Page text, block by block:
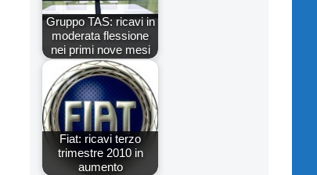
Gruppo TAS: ricavi in
moderata flessione
nei primi nove mesi
Fiat: ricavi terzo
trimestre 2010 in
aumento